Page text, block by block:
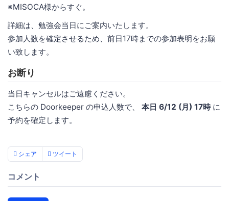
※MISOCA様からすぐ。
詳細は、勉強会当日にご案内いたします。
参加人数を確定させるため、前日17時までの参加表明をお願
い致します。
お断り
当日キャンセルはご遠慮ください。
こちらの Doorkeeper の申込人数で、 本日 6/12 (月) 17時に
予約を確定します。
シェア ツイート
コメント